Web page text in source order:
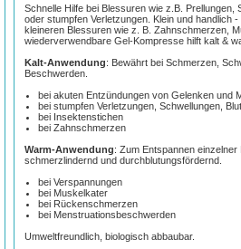
Schnelle Hilfe bei Blessuren wie z.B. Prellungen,
oder stumpfen Verletzungen. Klein und handlich
kleineren Blessuren wie z. B. Zahnschmerzen,
wiederverwendbare Gel-Kompresse hilft kalt &
Kalt-Anwendung: Bewährt bei Schmerzen,
Beschwerden.
bei akuten Entzündungen von Gelenken und
bei stumpfen Verletzungen, Schwellungen,
bei Insektenstichen
bei Zahnschmerzen
Warm-Anwendung: Zum Entspannen einzelner
schmerzlindernd und durchblutungsfördernd.
bei Verspannungen
bei Muskelkater
bei Rückenschmerzen
bei Menstruationsbeschwerden
Umweltfreundlich, biologisch abbaubar.